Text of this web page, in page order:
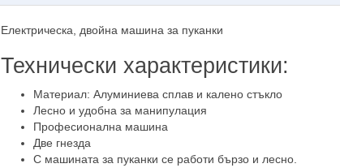
Електрическа, двойна машина за пуканки
Технически характеристики:
Материал: Алуминиева сплав и калено стъкло
Лесно и удобна за манипулация
Професионална машина
Две гнезда
С машината за пуканки се работи бързо и лесно.